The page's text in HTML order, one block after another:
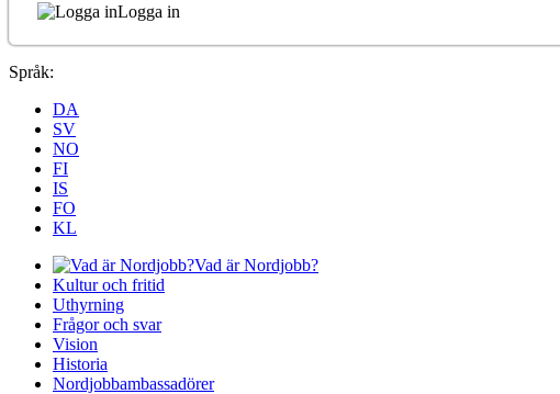
Logga in
Språk:
DA
SV
NO
FI
IS
FO
KL
Vad är Nordjobb?
Kultur och fritid
Uthyrning
Frågor och svar
Vision
Historia
Nordjobbambassadörer